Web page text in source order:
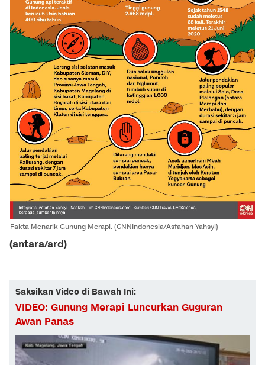
Fakta Menarik Gunung Merapi. (CNNIndonesia/Asfahan Yahsyi)
(antara/ard)
Saksikan Video di Bawah Ini:
VIDEO: Gunung Merapi Luncurkan Guguran
Awan Panas